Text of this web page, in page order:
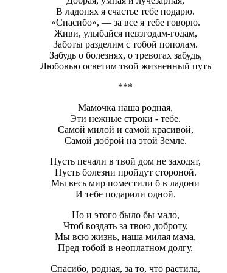
В ладонях я счастье тебе подарю.
«Спасибо», — за все я тебе говорю.
Живи, улыбайся невзгодам-годам,
Заботы разделим с тобой пополам.
Забудь о болезнях, о тревогах забудь,
Любовью осветим твой жизненный путь
***
Мамочка наша родная,
Эти нежные строки - тебе.
Самой милой и самой красивой,
Самой доброй на этой Земле.
Пусть печали в твой дом не заходят,
Пусть болезни пройдут стороной.
Мы весь мир поместили б в ладони
И тебе подарили одной.
Но и этого было бы мало,
Чтоб воздать за твою доброту,
Мы всю жизнь, наша милая мама,
Пред тобой в неоплатном долгу.
Спасибо, родная, за то, что растила,